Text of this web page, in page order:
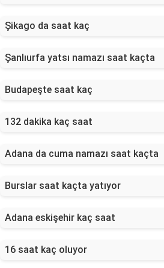
Şikago da saat kaç
Şanlıurfa yatsı namazı saat kaçta
Budapeşte saat kaç
132 dakika kaç saat
Adana da cuma namazı saat kaçta
Burslar saat kaçta yatıyor
Adana eskişehir kaç saat
16 saat kaç oluyor